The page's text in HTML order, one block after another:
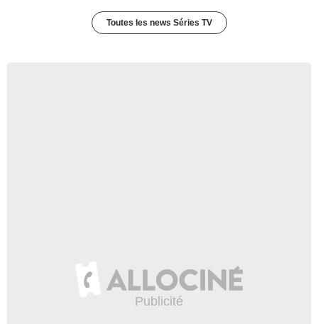
Toutes les news Séries TV